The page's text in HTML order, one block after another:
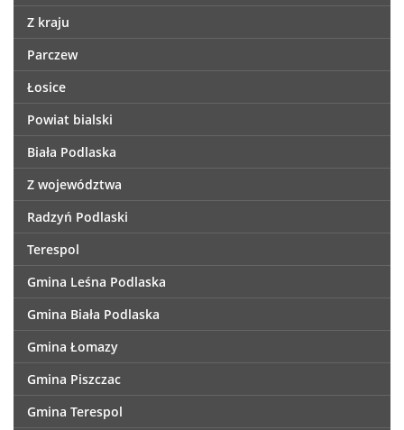
Z kraju
Parczew
Łosice
Powiat bialski
Biała Podlaska
Z województwa
Radzyń Podlaski
Terespol
Gmina Leśna Podlaska
Gmina Biała Podlaska
Gmina Łomazy
Gmina Piszczac
Gmina Terespol